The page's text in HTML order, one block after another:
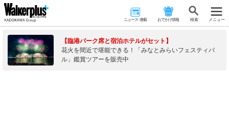
ニュース･連載 おでかけ情報 検 索 メニュー
【臨港パーク席と宿泊ホテルがセット】
花火を間近で堪能できる！「みなとみらいフェスティバ
ル」鑑賞ツアーを販売中